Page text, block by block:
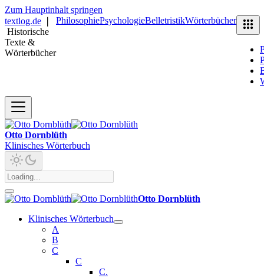
Zum Hauptinhalt springen
textlog.de
Historische
Texte &
Wörterbücher
PhilosophiePsychologieBelletristikWörterbücher
Otto Dornblüth
Klinisches Wörterbuch
Otto Dornblüth
Klinisches Wörterbuch
A
B
C
C
C.